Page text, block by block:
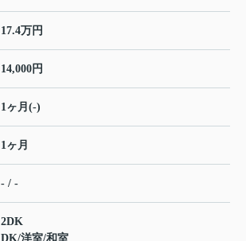
17.4万円
14,000円
1ヶ月(-)
1ヶ月
- / -
2DK
DK/洋室/和室